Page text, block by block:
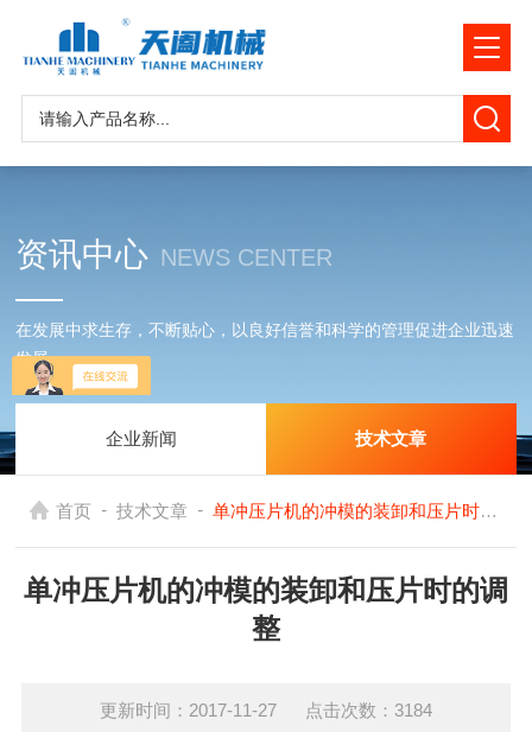
资讯中心 NEWS CENTER
在发展中求生存，不断贴心，以良好信誉和科学的管理促进企业迅速
发展
企业新闻 技术文章
首页 - 技术文章 - 单冲压片机的冲模的装卸和压片时的调整
单冲压片机的冲模的装卸和压片时的调
整
更新时间：2017-11-27 点击次数：3184